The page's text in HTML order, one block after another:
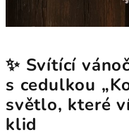
✨ Svítící
s cedulkou
světlo, které
klid